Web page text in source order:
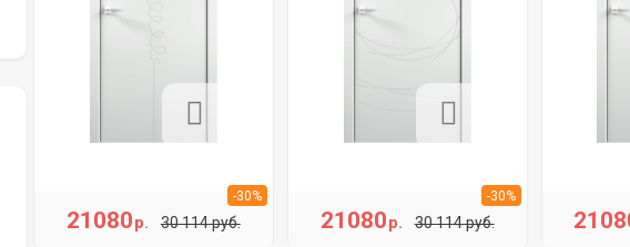
21080р. 30 114 руб.
-30%
21080р. 30 114 руб.
-30%